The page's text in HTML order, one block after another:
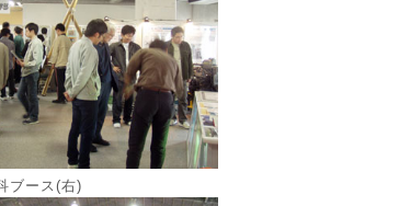
ブース(右)